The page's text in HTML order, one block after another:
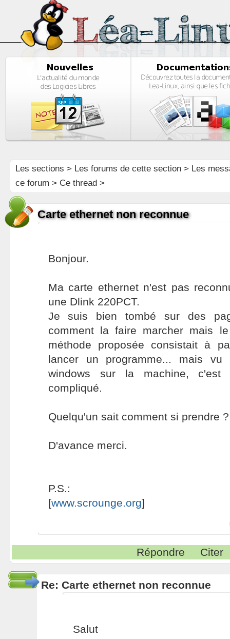
Les sections > Les forums de cette section> Les
ce forum > Ce thread >
Carte ethernet non reconnue
Bonjour.
Ma carte ethernet n'est pas
une Dlink 220PCT.
Je suis bien tombé sur des
comment la faire marcher mais
méthode proposée consistait à
lancer un programme... mais
windows sur la machine,
compliqué.
Quelqu'un sait comment si prendre ?
D'avance merci.
P.S.:
[www.scrounge.org]
Répondre Citer
Re: Carte ethernet non reconnue
Salut